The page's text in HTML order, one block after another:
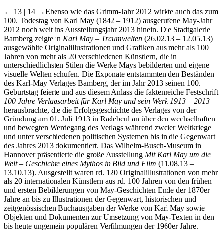
← 13 | 14 →Ebenso wie das Grimm-Jahr 2012 wirkte auch das zum
100. Todestag von Karl May (1842 – 1912) ausgerufene May-Jahr
2012 noch weit ins Ausstellungsjahr 2013 hinein. Die Stadtgalerie
Bamberg zeigte in Karl May – Traumwelten (26.02.13 – 12.05.13)
ausgewählte Originalillustrationen und Grafiken aus mehr als 100
Jahren von mehr als 20 verschiedenen Künstlern, die in
unterschiedlichsten Stilen die Werke Mays bebilderten und eigene
visuelle Welten schufen. Die Exponate entstammten den Beständen
des Karl-May Verlages Bamberg, der im Jahr 2013 seinen 100.
Geburtstag feierte und aus diesem Anlass die faktenreiche Festschrift
100 Jahre Verlagsarbeit für Karl May und sein Werk 1913 – 2013
herausbrachte, die die Erfolgsgeschichte des Verlages von der
Gründung am 01. Juli 1913 in Radebeul an über den wechselhaften
und bewegten Werdegang des Verlags während zweier Weltkriege
und unter verschiedenen politischen Systemen bis in die Gegenwart
des Jahres 2013 dokumentiert. Das Wilhelm-Busch-Museum in
Hannover präsentierte die große Ausstellung Mit Karl May um die
Welt – Geschichte eines Mythos in Bild und Film (11.08.13 –
13.10.13). Ausgestellt waren rd. 120 Originalillustrationen von mehr
als 20 internationalen Künstlern aus rd. 100 Jahren von den frühen
und ersten Bebilderungen von May-Geschichten Ende der 1870er
Jahre an bis zu Illustrationen der Gegenwart, historischen und
zeitgenössischen Buchausgaben der Werke von Karl May sowie
Objekten und Dokumenten zur Umsetzung von May-Texten in den
bis heute ungemein populären Verfilmungen der 1960er Jahre.